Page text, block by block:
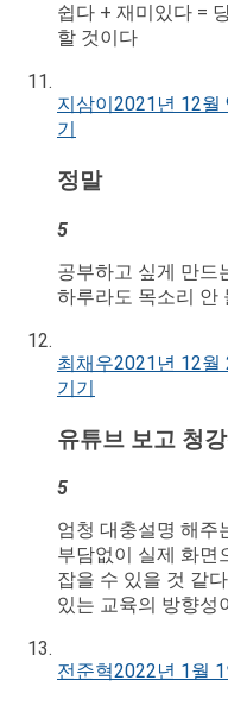
쉽다 + 재미있다 =
할 것이다
지삼이 2021년 12월
기
정말
5
공부하고 싶게 만드
하루라도 목소리 안
최채우2021년 12월
기기
유튜브 보고 청
5
엄청 대충설명 해주
부담없이 실제 화면
잡을 수 있을 것 같
있는 교육의 방향성
전준혁2022년 1월